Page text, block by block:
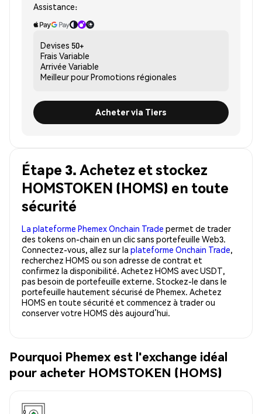
Assistance:
Devises 50+
Frais Variable
Arrivée Variable
Meilleur pourPromotions régionales
Acheter via Tiers
Étape 3. Achetez et stockez
HOMSTOKEN (HOMS) en toute
sécurité
La plateforme Phemex Onchain Trade permet de trader
des tokens on-chain en un clic sans portefeuille Web3.
Connectez-vous, allez sur la plateforme Onchain Trade,
recherchez HOMS ou son adresse de contrat et
confirmez la disponibilité. Achetez HOMS avec USDT,
pas besoin de portefeuille externe. Stockez-le dans le
portefeuille hautement sécurisé de Phemex. Achetez
HOMS en toute sécurité et commencez à trader ou
conserver votre HOMS dès aujourd’hui.
Pourquoi Phemex est l'exchange idéal
pour acheter HOMSTOKEN (HOMS)